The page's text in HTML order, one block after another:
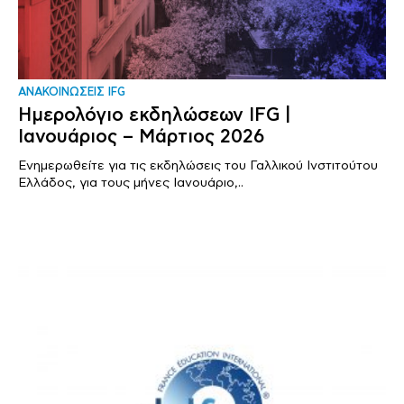
ΑΝΑΚΟΙΝΩΣΕΙΣ IFG
Ημερολόγιο εκδηλώσεων IFG |
Ιανουάριος – Μάρτιος 2026
Ενημερωθείτε για τις εκδηλώσεις του Γαλλικού Ινστιτούτου
Ελλάδος, για τους μήνες Ιανουάριο,..